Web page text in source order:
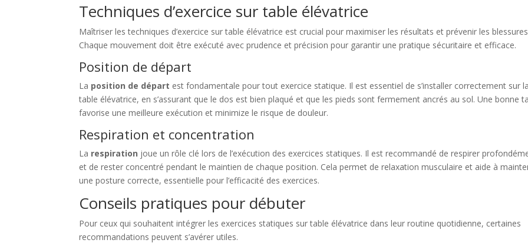
Techniques d’exercice sur table élévatrice
Maîtriser les techniques d’exercice sur table élévatrice est crucial pour maximiser les résultats et prévenir les
Chaque mouvement doit être exécuté avec prudence et précision pour garantir une pratique sécuritaire et efficace.
Position de départ
La position de départ est fondamentale pour tout exercice statique. Il est essentiel de s’installer correctement sur
table élévatrice, en s’assurant que le dos est bien plaqué et que les pieds sont fermement ancrés au sol. Une bonne
favorise une meilleure exécution et minimize le risque de douleur.
Respiration et concentration
La respiration joue un rôle clé lors de l’exécution des exercices statiques. Il est recommandé de respirer
et de rester concentré pendant le maintien de chaque position. Cela permet de relaxation musculaire et aide à
une posture correcte, essentielle pour l’efficacité des exercices.
Conseils pratiques pour débuter
Pour ceux qui souhaitent intégrer les exercices statiques sur table élévatrice dans leur routine quotidienne, certaines
recommandations peuvent s’avérer utiles.